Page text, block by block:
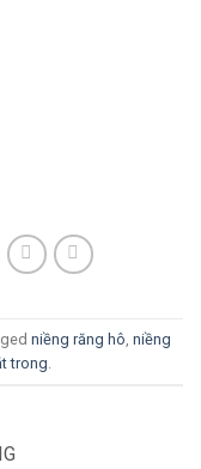
niềng răng hô niềng
trong